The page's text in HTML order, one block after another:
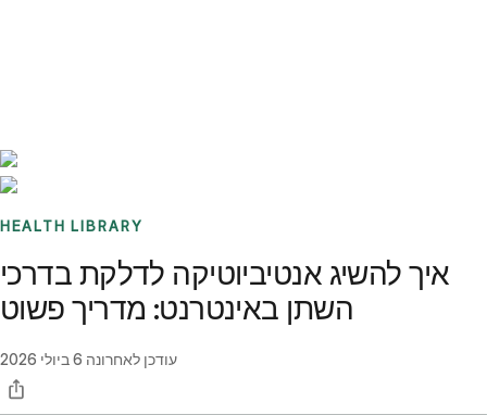
HEALTH LIBRARY
איך להשיג אנטיביוטיקה לדלקת בדרכי
השתן באינטרנט: מדריך פשוט
עודכן לאחרונה 6 ביולי 2026